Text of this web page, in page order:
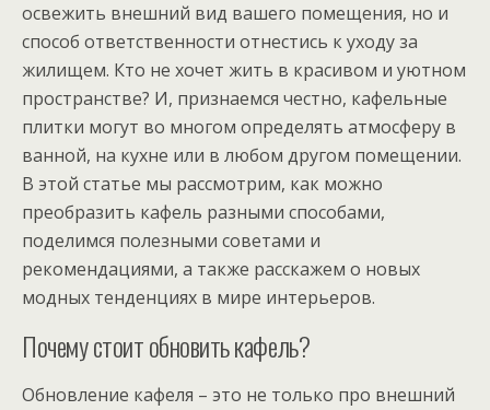
освежить внешний вид вашего помещения, но и
способ ответственности отнестись к уходу за
жилищем. Кто не хочет жить в красивом и уютном
пространстве? И, признаемся честно, кафельные
плитки могут во многом определять атмосферу в
ванной, на кухне или в любом другом помещении.
В этой статье мы рассмотрим, как можно
преобразить кафель разными способами,
поделимся полезными советами и
рекомендациями, а также расскажем о новых
модных тенденциях в мире интерьеров.
Почему стоит обновить кафель?
Обновление кафеля – это не только про внешний